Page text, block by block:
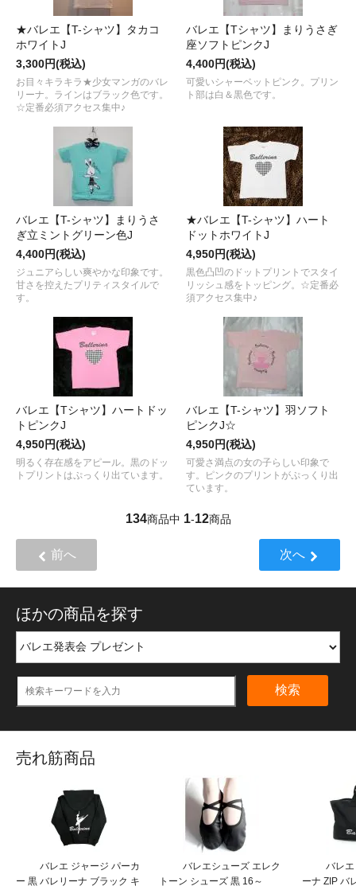
★バレエ【T-シャツ】タカコ
ホワイトJ
3,300円(税込)
お目々キラキラ★少女マンガのバレ
リーナ。ラインはブラック色です。
☆定番必須アクセス集中♪
バレエ【Tシャツ】まりうさぎ
座ソフトピンクJ
4,400円(税込)
可愛いシャーベットピンク。プリン
ト部は白＆黒色です。
バレエ【T-シャツ】まりうさ
ぎ立ミントグリーン色J
4,400円(税込)
ジュニアらしい爽やかな印象です。
甘さを控えたプリティスタイルで
す。
★バレエ【T-シャツ】ハート
ドットホワイトJ
4,950円(税込)
黒色凸凹のドットプリントでスタイ
リッシュ感をトッピング。☆定番必
須アクセス集中♪
バレエ【Tシャツ】ハートドッ
トピンクJ
4,950円(税込)
明るく存在感をアピール。黒のドッ
トプリントはぷっくり出ています。
バレエ【T-シャツ】羽ソフト
ピンクJ☆
4,950円(税込)
可愛さ満点の女の子らしい印象で
す。ピンクのプリントがぷっくり出
ています。
134商品中 1-12商品
前へ 次へ
ほかの商品を探す
検索
売れ筋商品
バレエ ジャージ パーカ
ー 黒 バレリーナ ブラック キ
バレエシューズ エレク
トーン シューズ 黒 16～
バレ
ーナ ZIP バ